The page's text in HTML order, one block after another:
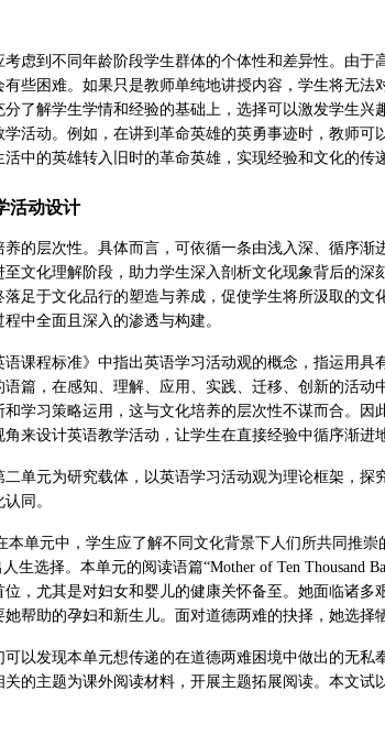
虑到不同年龄阶段学生群体的个体性和差异性。由
些困难。如果只是教师单纯地讲授内容，学生将无
了解学生学情和经验的基础上，选择可以激发学生
活动。例如，在讲到革命英雄的英勇事迹时，教师
中的英雄转入旧时的革命英雄，实现经验和文化的传
活动设计
的层次性。具体而言，可依循一条由浅入深、循序
文化理解阶段，助力学生深入剖析文化现象背后的
足于文化品行的塑造与养成，促使学生将所汲取的
中全面且深入的渗透与构建。
课程标准》中指出英语学习活动观的概念，指运用
篇，在感知、理解、应用、实践、迁移、创新的活
学习策略运用，这与文化培养的层次性不谋而合。
来设计英语教学活动，让学生在直接经验中循序渐进
单元为研究载体，以英语学习活动观为理论框架，
同。
本单元中，学生应了解不同文化背景下人们所共同推
生选择。本单元的阅读语篇“Mother of Ten Thousand
，尤其是对妇女和婴儿的健康关怀备至。她面临诸
帮助的孕妇和新生儿。面对道德两难的抉择，她选择
以发现本单元想传递的在道德两难困境中做出的无
的主题为课外阅读材料，开展主题拓展阅读。本文试